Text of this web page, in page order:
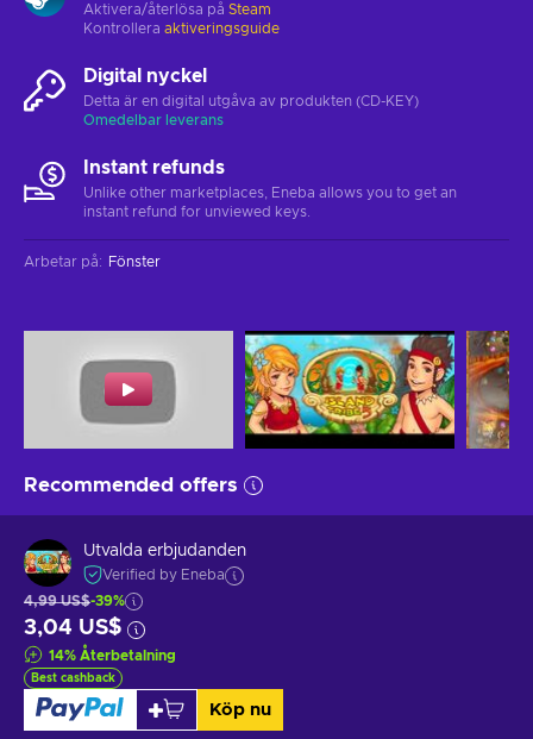
Aktivera/återlösa på Steam
Kontrollera aktiveringsguide
Digital nyckel
Detta är en digital utgåva av produkten (CD-KEY)
Omedelbar leverans
Instant refunds
Unlike other marketplaces, Eneba allows you to get an
instant refund for unviewed keys.
Arbetar på: Fönster
Recommended offers
Utvalda erbjudanden
Verified by Eneba
4,99 US$-39%
3,04 US$
14% Återbetalning
Best cashback
Köp nu